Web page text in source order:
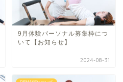
9月体験パーソナル募集枠につ
いて【お知らせ】
2024-08-31